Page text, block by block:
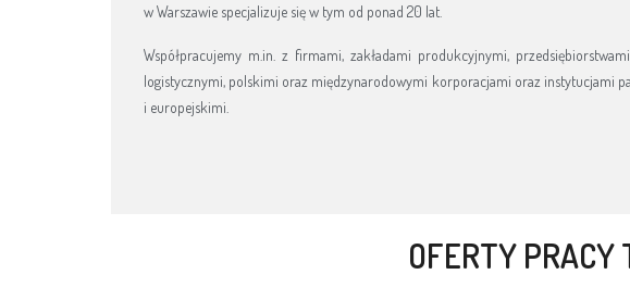
w Warszawie specjalizuje się w tym od ponad 20 lat.
Współpracujemy m.in. z firmami, zakładami produkcyjnymi,
logistycznymi, polskimi oraz międzynarodowymi korporacjami oraz instytucjami
i europejskimi.
OFERTY